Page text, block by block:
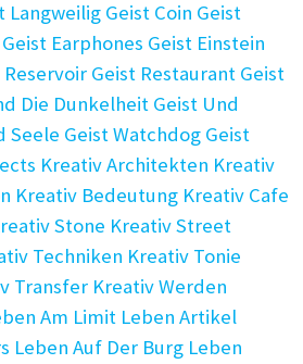
Langweilig Geist Coin Geist
Geist Earphones Geist Einstein
Reservoir Geist Restaurant Geist
Die Dunkelheit Geist Und
Seele Geist Watchdog Geist
Kreativ Architekten Kreativ
Kreativ Bedeutung Kreativ Cafe
Stone Kreativ Street
Techniken Kreativ Tonie
Transfer Kreativ Werden
Am Limit Leben Artikel
Leben Auf Der Burg Leben